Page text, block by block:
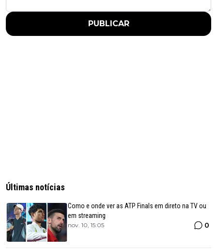
PUBLICAR
Últimas notícias
Como e onde ver as ATP Finals em direto na TV ou
em streaming
nov. 10, 15:05 0